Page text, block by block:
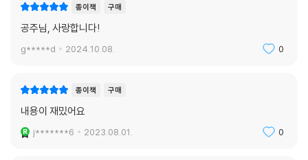
종이책 구매
공주님, 사랑합니다!
g*****d 2024.10.08. 0
종이책 구매
내용이 재밌어요
j*******6 2023.08.01. 0